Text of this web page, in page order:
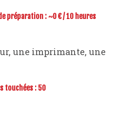
préparation : ~0 € / 10 heures
touchées : 50